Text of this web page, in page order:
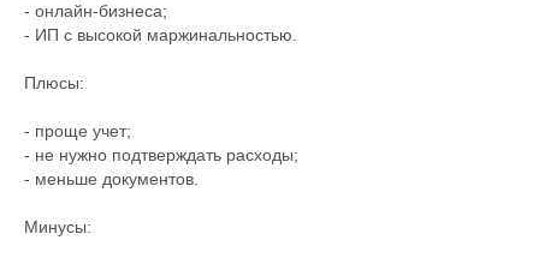
- онлайн-бизнеса;
- ИП с высокой маржинальностью.
Плюсы:
- проще учет;
- не нужно подтверждать расходы;
- меньше документов.
Минусы: